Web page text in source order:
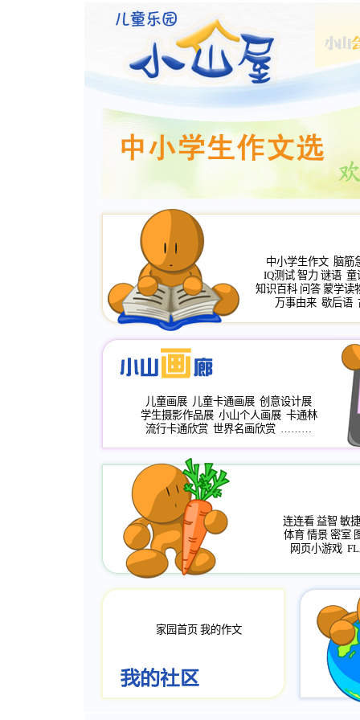
中小学生作文 脑筋
IQ测试 智力 谜语 童
知识百科 问答 蒙学读
万事由来 歇后语
儿童画展 儿童卡通画展 创意设计展
学生摄影作品展 小山个人画展 卡通林
流行卡通欣赏 世界名画欣赏 ………
连连看 益智 敏捷
体育 情景 密室
网页小游戏
家园首页 我的作文